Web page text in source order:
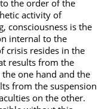
the order of the
activity of
consciousness is the
internal to the
crisis resides in the
results from the
one hand and the
from the suspension
on the other.